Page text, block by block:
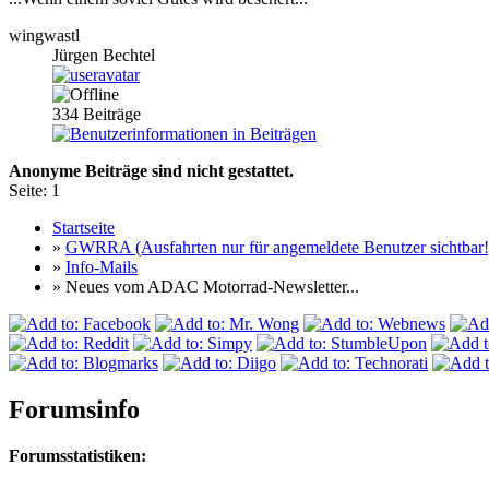
wingwastl
Jürgen Bechtel
334 Beiträge
Anonyme Beiträge sind nicht gestattet.
Seite: 1
Startseite
» GWRRA (Ausfahrten nur für angemeldete Benutzer
» Info-Mails
» Neues vom ADAC Motorrad-Newsletter...
Forumsinfo
Forumsstatistiken: